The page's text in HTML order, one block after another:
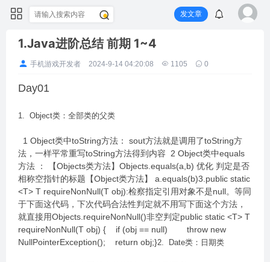
发文章
1.Java进阶总结 前期 1~4
手机游戏开发者 2024-9-14 04:20:08 1105 0
Day01
1. Object类：全部类的父类
1 Object类中toString方法： sout方法就是调用了toString方
法，一样平常重写toString方法得到内容 2 Object类中equals
方法 ： 【Objects类方法】Objects.equals(a,b) 优化 判定是否
相称空指针的标题【Object类方法】 a.equals(b)3.public static
<T> T requireNonNull(T obj):检察指定引用对象不是null。等同
于下面这代码，下次代码合法性判定就不用写下面这个方法，
就直接用Objects.requireNonNull()非空判定public static <T> T
requireNonNull(T obj) { if (obj == null) throw new
NullPointerException(); return obj;}2. Date类：日期类